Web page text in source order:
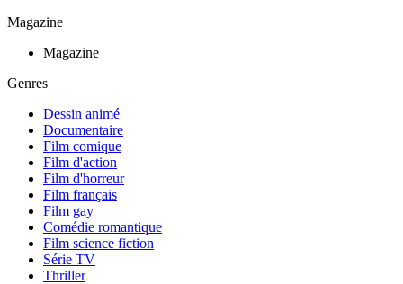
Magazine
Magazine
Genres
Dessin animé
Documentaire
Film comique
Film d'action
Film d'horreur
Film français
Film gay
Comédie romantique
Film science fiction
Série TV
Thriller